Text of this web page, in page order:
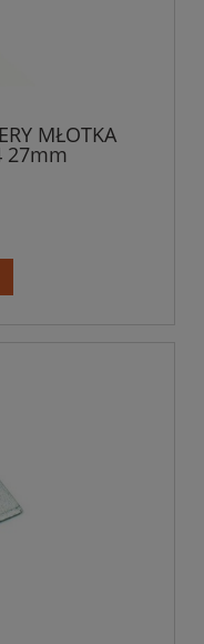
MŁOTKA
27mm